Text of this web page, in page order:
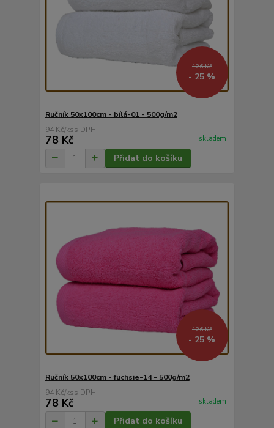
126 Kč
- 25 %
Ručník 50x100cm - bílá-01 - 500g/m2
94 Kč/ks
78 Kč skladem
Přidat do košíku
126 Kč
- 25 %
Ručník 50x100cm - fuchsie-14 - 500g/m2
94 Kč/ks
78 Kč skladem
Přidat do košíku